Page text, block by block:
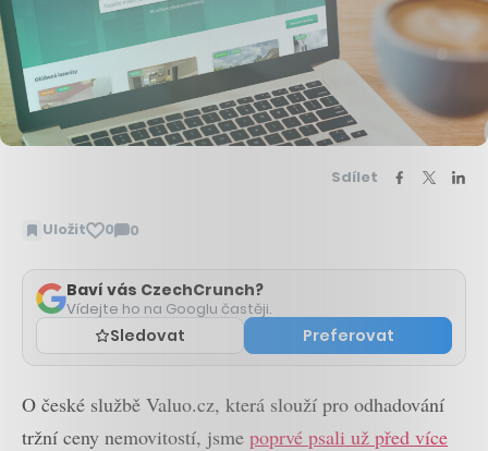
Sdílet
Uložit 0 0
Zobrazit
Baví vás CzechCrunch?
Vídejte ho na Googlu častěji.
Sledovat Preferovat
O české službě Valuo.cz, která slouží pro odhadování
tržní ceny nemovitostí, jsme poprvé psali už před více